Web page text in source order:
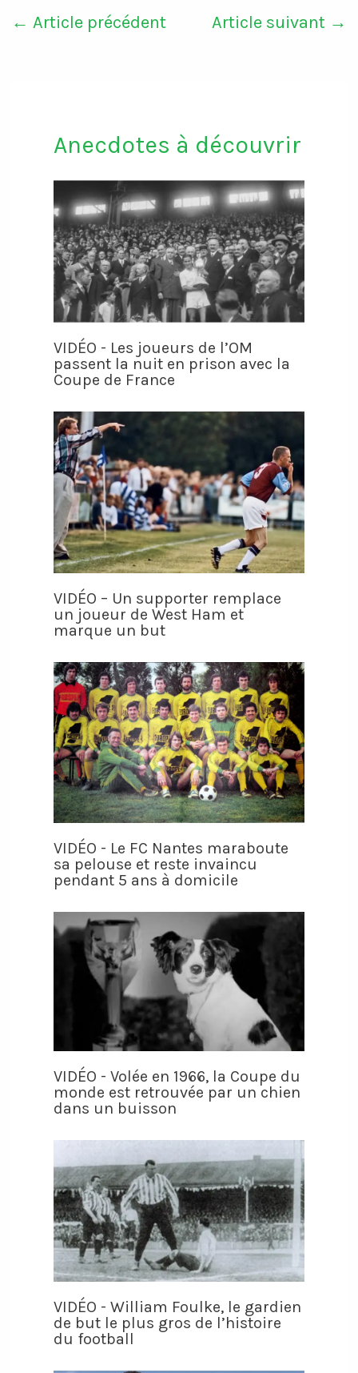
← Article précédent Article suivant →
Anecdotes à découvrir
VIDÉO - Les joueurs de l’OM
passent la nuit en prison avec la
Coupe de France
VIDÉO – Un supporter remplace
un joueur de West Ham et
marque un but
VIDÉO - Le FC Nantes maraboute
sa pelouse et reste invaincu
pendant 5 ans à domicile
VIDÉO - Volée en 1966, la Coupe du
monde est retrouvée par un chien
dans un buisson
VIDÉO - William Foulke, le gardien
de but le plus gros de l’histoire
du football